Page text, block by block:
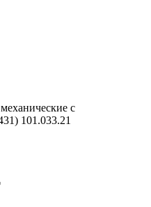
с
101.033.21